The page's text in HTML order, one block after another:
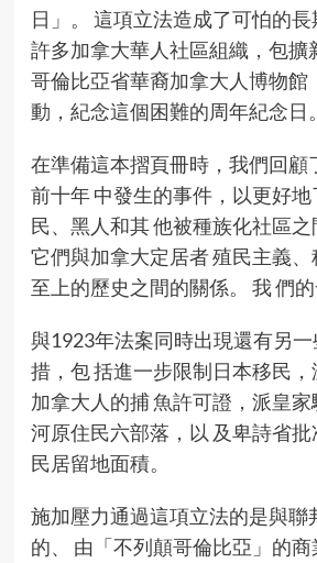
日」。 這項立法造成了可怕的長
許多加拿大華人社區組織，包擴
哥倫比亞省華裔加拿大人博物館
動，紀念這個困難的周年紀念日
在準備這本摺頁冊時，我們回顧
前十年 中發生的事件，以更好
民、黑人和其 他被種族化社區
它們與加拿大定居者 殖民主義、
至上的歷史之間的關係。 我 們
與1923年法案同時出現還有另
措，包 括進一步限制日本移民
加拿大人的捕 魚許可證，派皇
河原住民六部落，以 及卑詩省
民居留地面積。
施加壓力通過這項立法的是與聯
的、 由「不列顛哥倫比亞」的商